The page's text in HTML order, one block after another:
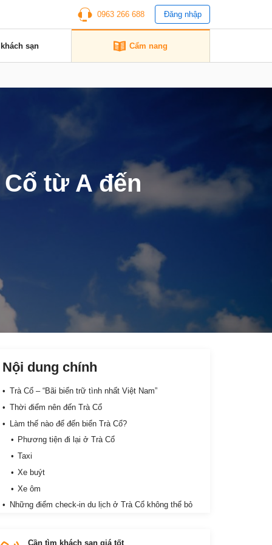
0963 266 688 Đăng nhập
khách sạn Cẩm nang
từ A đến
Nội dung chính
Trà Cổ – “Bãi biển trữ tình nhất Việt Nam”
Thời điểm nên đến Trà Cổ
Làm thế nào để đến biển Trà Cổ?
Phương tiện đi lại ở Trà Cổ
Taxi
Xe buýt
Xe ôm
Những điểm check-in du lịch ở Trà Cổ không thể bỏ
Cần tìm khách sạn giá tốt